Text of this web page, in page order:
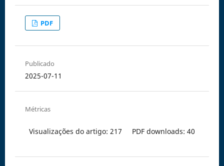
PDF
Publicado
2025-07-11
Métricas
Visualizações do artigo: 217 PDF downloads: 40